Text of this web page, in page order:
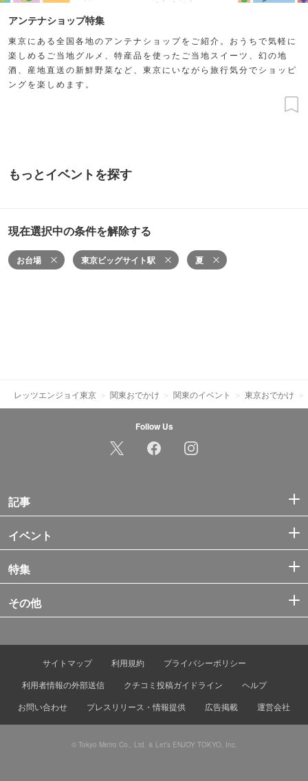
アンテナショップ特集
東京にある全国各地のアンテナショップをご紹介。おうちで気軽に
楽しめるご当地グルメ、特産品を使ったご当地スイーツ、幻の地
酒、産地直送の新鮮野菜など、東京にいながら旅行気分でショッピ
ングを楽しめます。
もっとイベントを探す
現在選択中の条件を解除する
お台場 東京ビッグサイト駅 夏
レッツエンジョイ東京 関東おでかけ 関東のイベント 東京おでかけ
Follow Us
記事
イベント
特集
その他
サイトマップ 利用規約
プライバシーポリシー
利用者情報の外部送信
クチコミ投稿ガイドライン
ヘルプ
お問い合わせ
プレスリリース・情報提供 広告掲載 運営会社
© Tokyo Metro Co., Ltd. & Let’s ENJOY TOKYO, Inc.